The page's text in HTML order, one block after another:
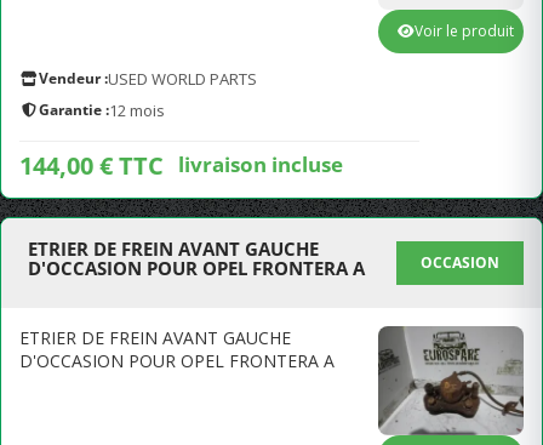
Vendeur :USED WORLD PARTS
Garantie :12 mois
144,00 € TTC livraison incluse
Voir le produit
ETRIER DE FREIN AVANT GAUCHE
D'OCCASION POUR OPEL FRONTERA A
OCCASION
ETRIER DE FREIN AVANT GAUCHE
D'OCCASION POUR OPEL FRONTERA A